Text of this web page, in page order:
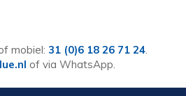
mobiel: 31 (0)6 18 26 71 24.
of via WhatsApp.